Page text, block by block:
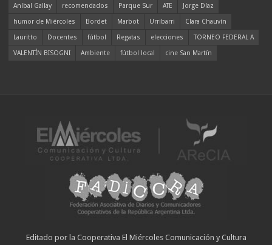
Aníbal Gallay
recomendados Parque Sur ATE
Jorge Díaz
humor de Miércoles
Bordet Marbot Urribarri
Clara Chauvín
Lauritto
Docentes fútbol Regatas elecciones
TORNEO FEDERAL A
VALENTÍN BISOGNI
Ambiente fútbol local cine San Martín
Editado por la Cooperativa El Miércoles Comunicación y Cultura